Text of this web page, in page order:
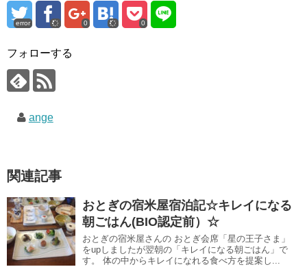
error 0 0
フォローする
ange
関連記事
おとぎの宿米屋宿泊記☆キレイになる
朝ごはん(BIO認定前）☆
おとぎの宿米屋さんの おとぎ会席「星の王子さま」
をupしましたが翌朝の「キレイになる朝ごはん」で
す。 体の中からキレイになれる食べ方を提案し...